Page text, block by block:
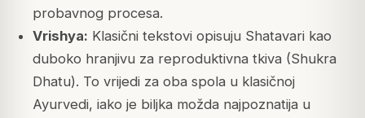
probavnog procesa.
Vrishya: Klasični tekstovi opisuju Shatavari kao
duboko hranjivu za reproduktivna tkiva (Shukra
Dhatu). To vrijedi za oba spola u klasičnoj
Ayurvedi, iako je biljka možda najpoznatija u